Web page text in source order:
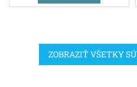
ZOBRAZIŤ VŠETKY